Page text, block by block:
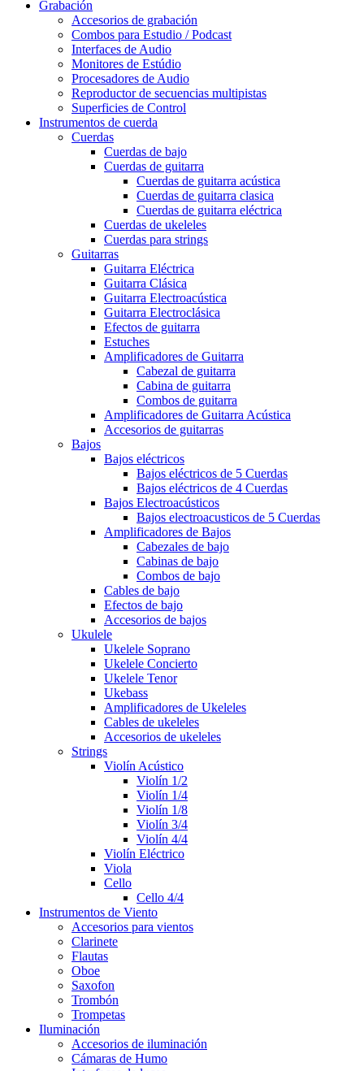
Grabación
Accesorios de grabación
Combos para Estudio / Podcast
Interfaces de Audio
Monitores de Estúdio
Procesadores de Audio
Reproductor de secuencias multipistas
Superficies de Control
Instrumentos de cuerda
Cuerdas
Cuerdas de bajo
Cuerdas de guitarra
Cuerdas de guitarra acústica
Cuerdas de guitarra clasica
Cuerdas de guitarra eléctrica
Cuerdas de ukeleles
Cuerdas para strings
Guitarras
Guitarra Eléctrica
Guitarra Clásica
Guitarra Electroacústica
Guitarra Electroclásica
Efectos de guitarra
Estuches
Amplificadores de Guitarra
Cabezal de guitarra
Cabina de guitarra
Combos de guitarra
Amplificadores de Guitarra Acústica
Accesorios de guitarras
Bajos
Bajos eléctricos
Bajos eléctricos de 5 Cuerdas
Bajos eléctricos de 4 Cuerdas
Bajos Electroacústicos
Bajos electroacusticos de 5 Cuerdas
Amplificadores de Bajos
Cabezales de bajo
Cabinas de bajo
Combos de bajo
Cables de bajo
Efectos de bajo
Accesorios de bajos
Ukulele
Ukelele Soprano
Ukelele Concierto
Ukelele Tenor
Ukebass
Amplificadores de Ukeleles
Cables de ukeleles
Accesorios de ukeleles
Strings
Violín Acústico
Violín 1/2
Violín 1/4
Violín 1/8
Violín 3/4
Violín 4/4
Violín Eléctrico
Viola
Cello
Cello 4/4
Instrumentos de Viento
Accesorios para vientos
Clarinete
Flautas
Oboe
Saxofon
Trombón
Trompetas
Iluminación
Accesorios de iluminación
Cámaras de Humo